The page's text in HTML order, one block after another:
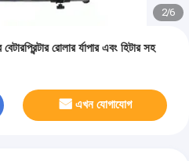
2/6
রোলার র্যাপার এবং হিটার সহ
এখন যোগাযোগ